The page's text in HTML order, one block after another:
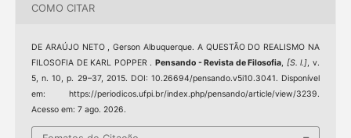
COMO CITAR
DE ARAÚJO NETO , Gerson Albuquerque. A QUESTÃO DO REALISMO NA
FILOSOFIA DE KARL POPPER . Pensando - Revista de Filosofia, [S. l.], v.
5, n. 10, p. 29–37, 2015. DOI: 10.26694/pensando.v5i10.3041. Disponível
em: https://periodicos.ufpi.br/index.php/pensando/article/view/3239.
Acesso em: 7 ago. 2026.